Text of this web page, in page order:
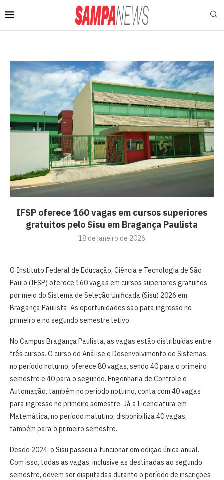
IFSP oferece 160 vagas em cursos superiores
gratuitos pelo Sisu em Bragança Paulista
18 de janeiro de 2026
O Instituto Federal de Educação, Ciência e Tecnologia de São
Paulo (IFSP) oferece 160 vagas em cursos superiores gratuitos
por meio do Sistema de Seleção Unificada (Sisu) 2026 em
Bragança Paulista. As oportunidades são para ingresso no
primeiro e no segundo semestre letivo.
No Campus Bragança Paulista, as vagas estão distribuídas entre
três cursos. O curso de Análise e Desenvolvimento de Sistemas,
no período noturno, oferece 80 vagas, sendo 40 para o primeiro
semestre e 40 para o segundo. Engenharia de Controle e
Automação, também no período noturno, conta com 40 vagas
para ingresso no primeiro semestre. Já a Licenciatura em
Matemática, no período matutino, disponibiliza 40 vagas,
também para o primeiro semestre.
Desde 2024, o Sisu passou a funcionar em edição única anual.
Com isso, todas as vagas, inclusive as destinadas ao segundo
semestre, devem ser disputadas durante o período de inscrições